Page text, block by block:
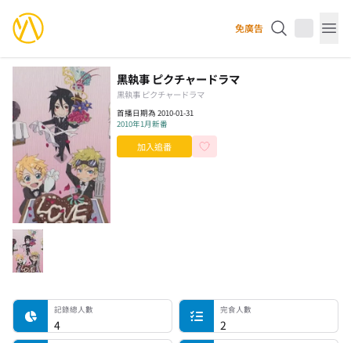
YourAnimes 你的動畫 免廣告
黑執事 ピクチャードラマ
黒執事 ピクチャードラマ
首播日期為 2010-01-31
2010年1月新番
加入追番
記錄總人數記錄總人數
4
完食人數 完食人數
2
追番中人數
一時中斷人數
棄番人數
計劃觀看人數